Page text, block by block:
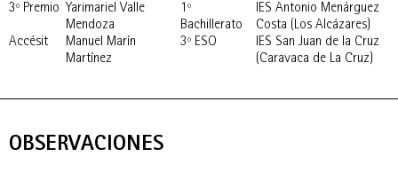
3º Premio Yarimariel Valle
Mendoza
1º
Bachillerato
IES Antonio Menárguez
Costa (Los Alcázares)
Accésit
Manuel Marín
Martínez
3º ESO
IES San Juan de la Cruz
(Caravaca de La Cruz)
OBSERVACIONES